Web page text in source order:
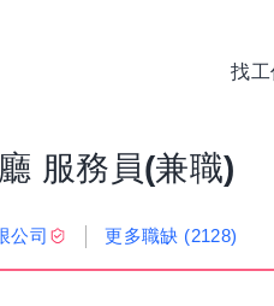
找工
服務員(兼職)
公司 更多職缺 (2128)